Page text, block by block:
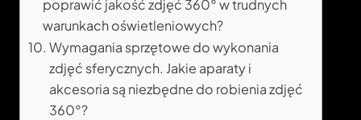
poprawić jakość zdjęć 360° w trudnych
warunkach oświetleniowych?
Wymagania sprzętowe do wykonania
zdjęć sferycznych. Jakie aparaty i
akcesoria są niezbędne do robienia zdjęć
360°?